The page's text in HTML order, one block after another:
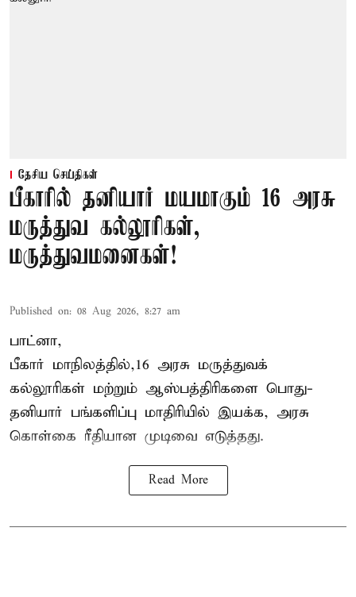
தேசிய செய்திகள்
பீகாரில் தனியார் மயமாகும் 16 அரசு
மருத்துவ கல்லூரிகள்,
மருத்துவமனைகள்!
Published on: 08 Aug 2026, 8:27 am
பாட்னா,
பீகார் மாநிலத்தில்,16 அரசு மருத்துவக்
கல்லூரிகள் மற்றும் ஆஸ்பத்திரிகளை பொது-
தனியார் பங்களிப்பு மாதிரியில் இயக்க, அரசு
கொள்கை ரீதியான முடிவை எடுத்தது.
Read More